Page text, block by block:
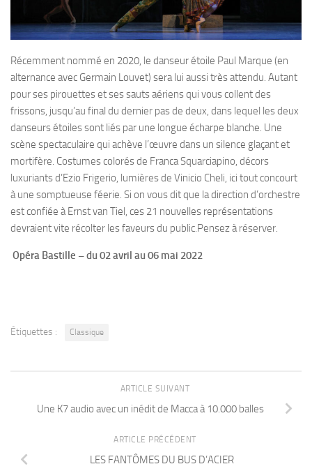
Récemment nommé en 2020, le danseur étoile Paul Marque (en
alternance avec Germain Louvet) sera lui aussi très attendu. Autant
pour ses pirouettes et ses sauts aériens qui vous collent des
frissons, jusqu’au final du dernier pas de deux, dans lequel les deux
danseurs étoiles sont liés par une longue écharpe blanche. Une
scène spectaculaire qui achève l’œuvre dans un silence glaçant et
mortifère. Costumes colorés de Franca Squarciapino, décors
luxuriants d’Ezio Frigerio, lumières de Vinicio Cheli, ici tout concourt
à une somptueuse féerie. Si on vous dit que la direction d’orchestre
est confiée à Ernst van Tiel, ces 21 nouvelles représentations
devraient vite récolter les faveurs du public.Pensez à réserver.
Opéra Bastille – du 02 avril au 06 mai 2022
Étiquettes : Classique
ARTICLE SUIVANT
Une K7 audio avec un inédit de Macca à 10.000 balles
ARTICLE PRÉCÉDENT
LES FANTÔMES DU BUS D’ACIER